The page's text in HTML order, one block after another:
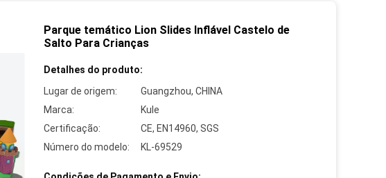
Parque temático Lion Slides Inflável Castelo de
Salto Para Crianças
Detalhes do produto:
Lugar de origem:
Guangzhou, CHINA
Marca:
Kule
Certificação:
CE, EN14960, SGS
Número do modelo:
KL-69529